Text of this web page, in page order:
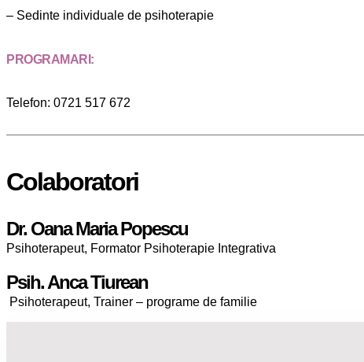
– Sedinte individuale de psihoterapie
PROGRAMARI:
Telefon: 0721 517 672
Colaboratori
Dr. Oana Maria Popescu
Psihoterapeut, Formator Psihoterapie Integrativa
Psih. Anca Tiurean
Psihoterapeut, Trainer – programe de familie